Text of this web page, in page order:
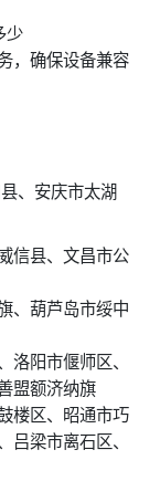
少
，确保设备兼容
、安庆市太湖
信县、文昌市公
、葫芦岛市绥中
阳市偃师区、
盟额济纳旗
楼区、昭通市巧
梁市离石区、